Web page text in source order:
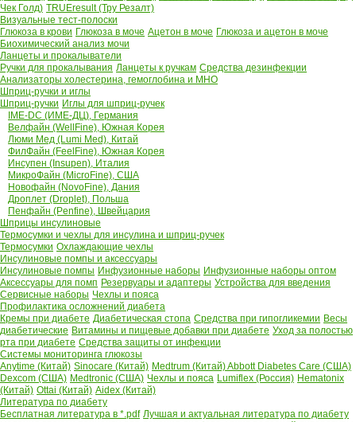
Чек Голд) TRUEresult (Тру Резалт)
Визуальные тест-полоски
Глюкоза в крови Глюкоза в моче Ацетон в моче Глюкоза и ацетон в моче
Биохимический анализ мочи
Ланцеты и прокалыватели
Ручки для прокалывания Ланцеты к ручкам Средства дезинфекции
Анализаторы холестерина, гемоглобина и МНО
Шприц-ручки и иглы
Шприц-ручки Иглы для шприц-ручек
IME-DC (ИМЕ-ДЦ), Германия
Велфайн (WellFine), Южная Корея
Люми Мед (Lumi Med), Китай
ФилФайн (FeelFine), Южная Корея
Инсупен (Insupen), Италия
МикроФайн (MicroFine), США
Новофайн (NovoFine), Дания
Дроплет (Droplet), Польша
Пенфайн (Penfine), Швейцария
Шприцы инсулиновые
Термосумки и чехлы для инсулина и шприц-ручек
Термосумки Охлаждающие чехлы
Инсулиновые помпы и аксессуары
Инсулиновые помпы Инфузионные наборы Инфузионные наборы оптом
Аксессуары для помп Резервуары и адаптеры Устройства для введения
Сервисные наборы Чехлы и пояса
Профилактика осложнений диабета
Кремы при диабете Диабетическая стопа Средства при гипогликемии Весы
диабетические Витамины и пищевые добавки при диабете Уход за полостью
рта при диабете Средства защиты от инфекции
Системы мониторинга глюкозы
Anytime (Китай) Sinocare (Китай) Medtrum (Китай)Abbott Diabetes Care (США)
Dexcom (США) Medtronic (США) Чехлы и пояса Lumiflex (Россия) Hematonix
(Китай) Ottai (Китай) Aidex (Китай)
Литература по диабету
Бесплатная литература в *.pdf Лучшая и актуальная литература по диабету